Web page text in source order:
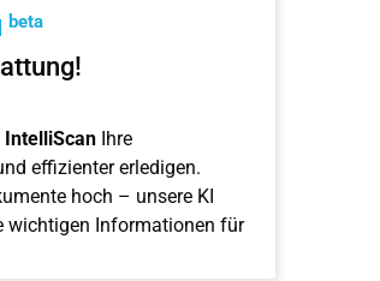
beta
IntelliScanIhre
effizienter erledigen.
hoch – unsere KI
wichtigen Informationen für